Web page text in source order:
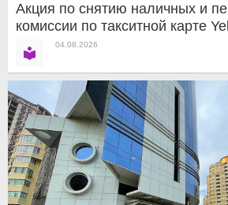
Акция по снятию наличных и
комиссии по такситной карте
04.08.2026